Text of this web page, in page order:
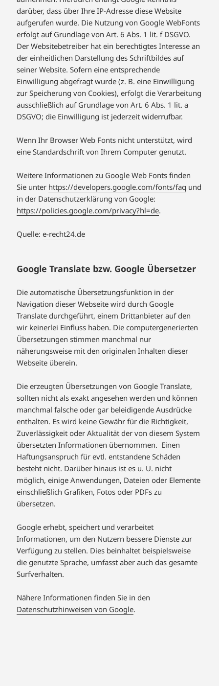
darüber, dass über Ihre IP-Adresse diese Website
aufgerufen wurde. Die Nutzung von Google WebFonts
erfolgt auf Grundlage von Art. 6 Abs. 1 lit. f DSGVO.
Der Websitebetreiber hat ein berechtigtes Interesse an
der einheitlichen Darstellung des Schriftbildes auf
seiner Website. Sofern eine entsprechende
Einwilligung abgefragt wurde (z. B. eine Einwilligung
zur Speicherung von Cookies), erfolgt die Verarbeitung
ausschließlich auf Grundlage von Art. 6 Abs. 1 lit. a
DSGVO; die Einwilligung ist jederzeit widerrufbar.
Wenn Ihr Browser Web Fonts nicht unterstützt, wird
eine Standardschrift von Ihrem Computer genutzt.
Weitere Informationen zu Google Web Fonts finden
Sie unter https://developers.google.com/fonts/faq und
in der Datenschutzerklärung von Google:
https://policies.google.com/privacy?hl=de.
Quelle:e-recht24.de
Google Translate bzw. Google Übersetzer
Die automatische Übersetzungsfunktion in der
Navigation dieser Webseite wird durch Google
Translate durchgeführt, einem Drittanbieter auf den
wir keinerlei Einfluss haben. Die computergenerierten
Übersetzungen stimmen manchmal nur
näherungsweise mit den originalen Inhalten dieser
Webseite überein.
Die erzeugten Übersetzungen von Google Translate,
sollten nicht als exakt angesehen werden und können
manchmal falsche oder gar beleidigende Ausdrücke
enthalten. Es wird keine Gewähr für die Richtigkeit,
Zuverlässigkeit oder Aktualität der von diesem System
übersetzten Informationen übernommen. Einen
Haftungsanspruch für evtl. entstandene Schäden
besteht nicht. Darüber hinaus ist es u. U. nicht
möglich, einige Anwendungen, Dateien oder Elemente
einschließlich Grafiken, Fotos oder PDFs zu
übersetzen.
Google erhebt, speichert und verarbeitet
Informationen, um den Nutzern bessere Dienste zur
Verfügung zu stellen. Dies beinhaltet beispielsweise
die genutzte Sprache, umfasst aber auch das gesamte
Surfverhalten.
Nähere Informationen finden Sie in den
Datenschutzhinweisen von Google.